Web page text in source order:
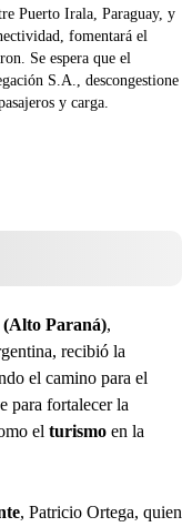
Puerto Irala, Paraguay, y
fomentará el
Se espera que el
S.A., descongestione
y carga.
Paraná),
recibió la
el camino para el
para fortalecer la
el turismo en la
, Patricio Ortega, quien